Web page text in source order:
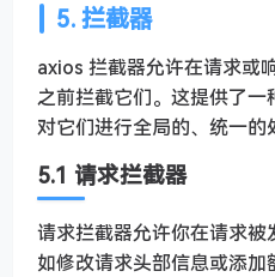
5. 拦截器
axios 拦截器允许在请求或
之前拦截它们。这提供了一
对它们进行全局的、统一的
5.1 请求拦截器
请求拦截器允许你在请求
如修改请求头部信息或添